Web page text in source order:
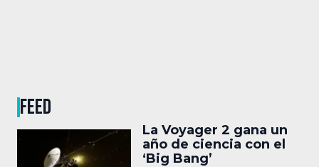
FEED
La Voyager 2 gana un
año de ciencia con el
‘Big Bang’